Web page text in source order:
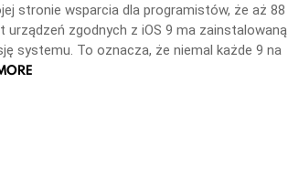
stronie wsparcia dla programistów, że aż 88
urządzeń zgodnych z iOS 9 ma zainstalowaną
systemu. To oznacza, że niemal każde 9 na